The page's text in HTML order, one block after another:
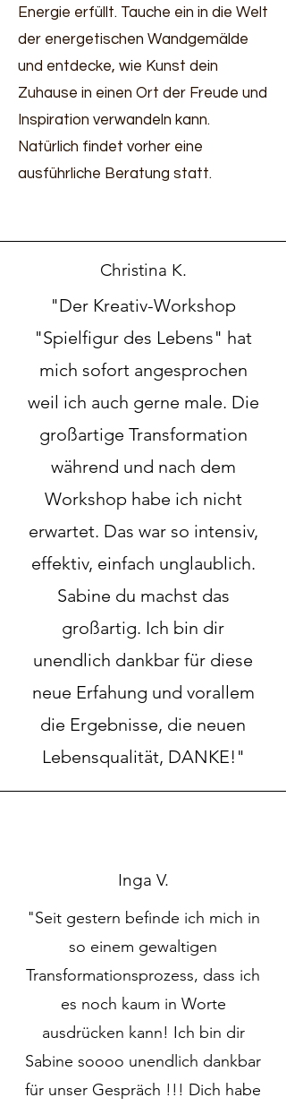
Energie erfüllt. Tauche ein in die Welt
der energetischen Wandgemälde
und entdecke, wie Kunst dein
Zuhause in einen Ort der Freude und
Inspiration verwandeln kann.
Natürlich findet vorher eine
ausführliche Beratung statt.
Christina K.
"Der Kreativ-Workshop
"Spielfigur des Lebens" hat
mich sofort angesprochen
weil ich auch gerne male. Die
großartige Transformation
während und nach dem
Workshop habe ich nicht
erwartet. Das war so intensiv,
effektiv, einfach unglaublich.
Sabine du machst das
großartig. Ich bin dir
unendlich dankbar für diese
neue Erfahung und vorallem
die Ergebnisse, die neuen
Lebensqualität, DANKE!"
Inga V.
"Seit gestern befinde ich mich in
so einem gewaltigen
Transformationsprozess, dass ich
es noch kaum in Worte
ausdrücken kann! Ich bin dir
Sabine soooo unendlich dankbar
für unser Gespräch !!! Dich habe